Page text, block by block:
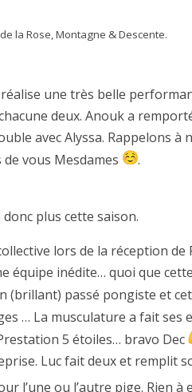
la Rose, Montagne & Descente.
une très belle
deux. Anouk a
avec Alyssa. Rappelons à
vous Mesdames
.
plus cette saison.
lors de la réception de
équipe inédite… quoi que
(brillant) passé pongiste et
… La musculature a fait ses
5 étoiles… bravo Dec
Luc fait deux et remplit
ou l’autre pige. Rien à